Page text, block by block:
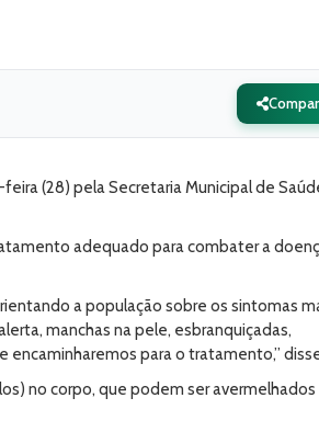
(28) pela Secretaria Municipal de
adequado para combater a
a população sobre os sintomas
manchas na pele, esbranquiçadas,
para o tratamento,”
no corpo, que podem ser avermelhados